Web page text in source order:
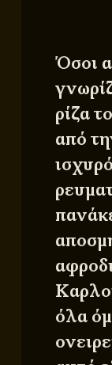
Όσοι
ρίζα
από
όλα